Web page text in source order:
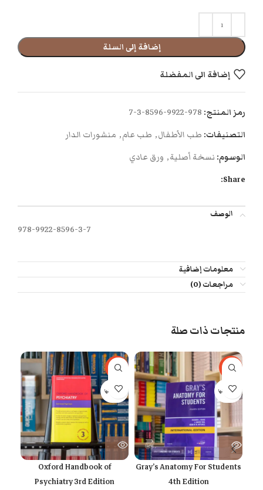
إضافة إلى السلة
إضافة الى المفضلة
رمز المنتج: 978-9922-8596-3-7
التصنيفات: طب الأطفال, طب عام, منشورات الدار
الوسوم: نسخة أصلية, ورق عادي
Share:
الوصف
978-9922-8596-3-7
معلومات إضافية
مراجعات (0)
منتجات ذات صلة
-40%
بيعت كلها
Gray’s Anatomy For Students
4th Edition
-77%
بيعت كلها
Oxford Handbook of
Psychiatry 3rd Edition